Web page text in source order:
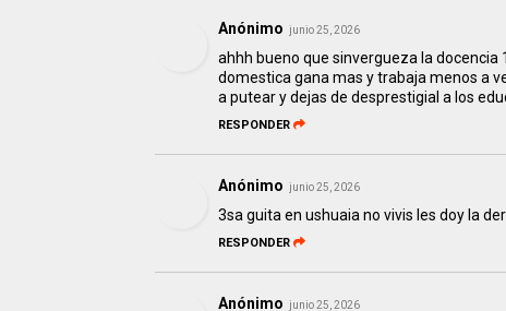
Anónimo junio 25, 2026
ahhh bueno que sinvergueza la
domestica gana mas y trabaja menos a
a putear y dejas de desprestigial a los
RESPONDER
Anónimo junio 25, 2026
3sa guita en ushuaia no vivis les doy la
RESPONDER
Anónimo junio 25, 2026